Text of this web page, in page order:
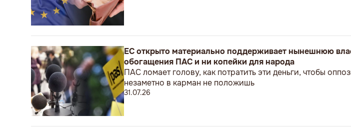
ЕС открыто материально поддерживает нынешнюю
обогащения ПАС и ни копейки для народа
ПАС ломает голову, как потратить эти деньги, чтобы
незаметно в карман не положишь
31.07.26